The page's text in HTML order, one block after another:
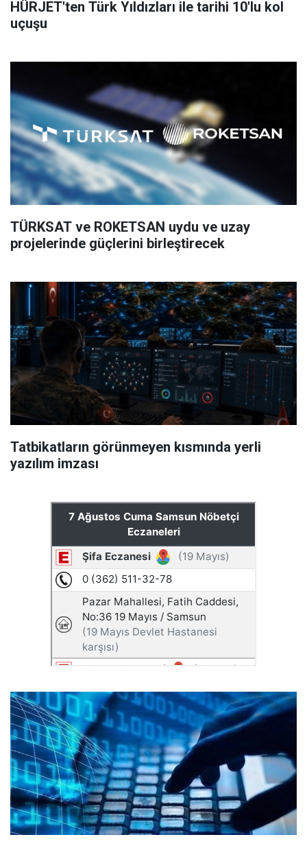
HÜRJET'ten Türk Yıldızları ile tarihi 10'lu kol
uçuşu
TÜRKSAT ve ROKETSAN uydu ve uzay
projelerinde güçlerini birleştirecek
Tatbikatların görünmeyen kısmında yerli
yazılım imzası